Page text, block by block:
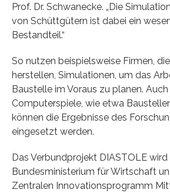
Prof. Dr. Schwanecke. „Die
von Schüttgütern ist dabei ein
Bestandteil.“
So nutzen beispielsweise Firmen,
herstellen, Simulationen, um das
Baustelle im Voraus zu planen.
Computerspiele, wie etwa
können die Ergebnisse des
eingesetzt werden.
Das Verbundprojekt DIASTOLE
Bundesministerium für Wirtschaft
Zentralen Innovationsprogramm